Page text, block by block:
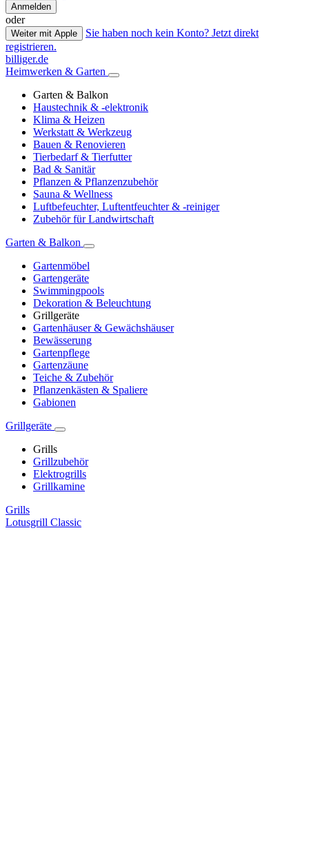
Anmelden
oder
Weiter mit Apple
Sie haben noch kein Konto? Jetzt direkt
registrieren.
billiger.de
Heimwerken & Garten
Garten & Balkon
Haustechnik & -elektronik
Klima & Heizen
Werkstatt & Werkzeug
Bauen & Renovieren
Tierbedarf & Tierfutter
Bad & Sanitär
Pflanzen & Pflanzenzubehör
Sauna & Wellness
Luftbefeuchter, Luftentfeuchter & -reiniger
Zubehör für Landwirtschaft
Garten & Balkon
Gartenmöbel
Gartengeräte
Swimmingpools
Dekoration & Beleuchtung
Grillgeräte
Gartenhäuser & Gewächshäuser
Bewässerung
Gartenpflege
Gartenzäune
Teiche & Zubehör
Pflanzenkästen & Spaliere
Gabionen
Grillgeräte
Grills
Grillzubehör
Elektrogrills
Grillkamine
Grills
Lotusgrill Classic